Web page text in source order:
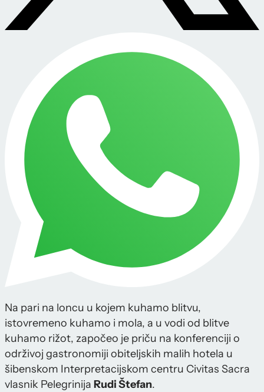
Na pari na loncu u kojem kuhamo blitvu,
istovremeno kuhamo i mola, a u vodi od blitve
kuhamo rižot, započeo je priču na konferenciji o
održivoj gastronomiji obiteljskih malih hotela u
šibenskom Interpretacijskom centru Civitas Sacra
vlasnik Pelegrinija Rudi Štefan.